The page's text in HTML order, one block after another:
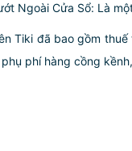
Ngoài Cửa Sổ: Là
Tiki đã bao gồm
phí hàng cồng